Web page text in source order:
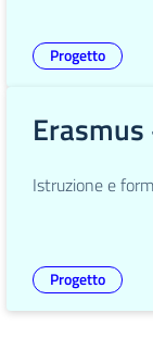
Progetto
Erasmus
Istruzione e
Progetto